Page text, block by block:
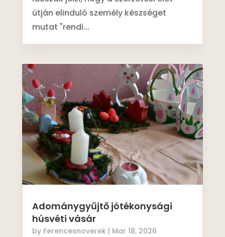
útján elinduló személy készséget
mutat "rendi...
Adománygyűjtő jótékonysági
húsvéti vásár
by Ferencesnoverek | Mar 18, 2026